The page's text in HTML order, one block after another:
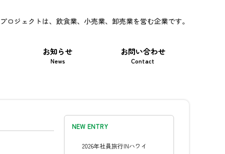
ロジェクトは、 飲食業、小売業、卸売業を営む企業です。
お知らせ
News
お問い合わせ
Contact
NEW ENTRY
2026年社員旅行INハワイ